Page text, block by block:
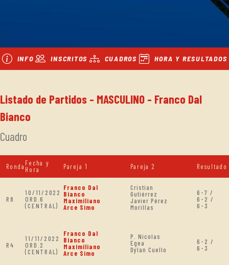
INFO INSCRITOS CUADROS HORA Y RESULTADOS
Listado de Partidos - MASCULINO - Franco Dal
Bianco
Cuadro
Ronda Fecha y
Hora
Pareja 1 Pareja 2 Resultado
R8
10/11/2022
ORD.6
(CENTRAL)
Franco Dal
Bianco
Maximiliano
Arce Simo
Cristian
Gutiérrez
Javier Pérez
Morillas
6-7 /
6-2 /
6-3
R4
11/11/2022
ORD.2
(CENTRAL)
Franco Dal
Bianco
Maximiliano
Arce Simo
P. Nicolas
Egea
Dylan Cuello
6-2 /
6-3